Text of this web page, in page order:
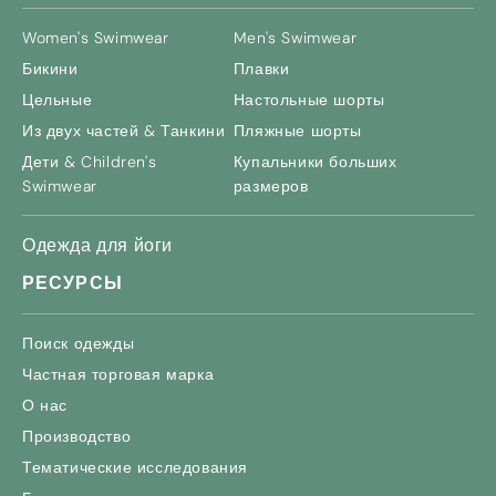
Women's Swimwear
Бикини
Цельные
Из двух частей & Танкини
Дети &Children's
Swimwear
Men's Swimwear
Плавки
Настольные шорты
Пляжные шорты
Купальники больших
размеров
Одежда для йоги
РЕСУРСЫ
Поиск одежды
Частная торговая марка
О нас
Производство
Тематические исследования